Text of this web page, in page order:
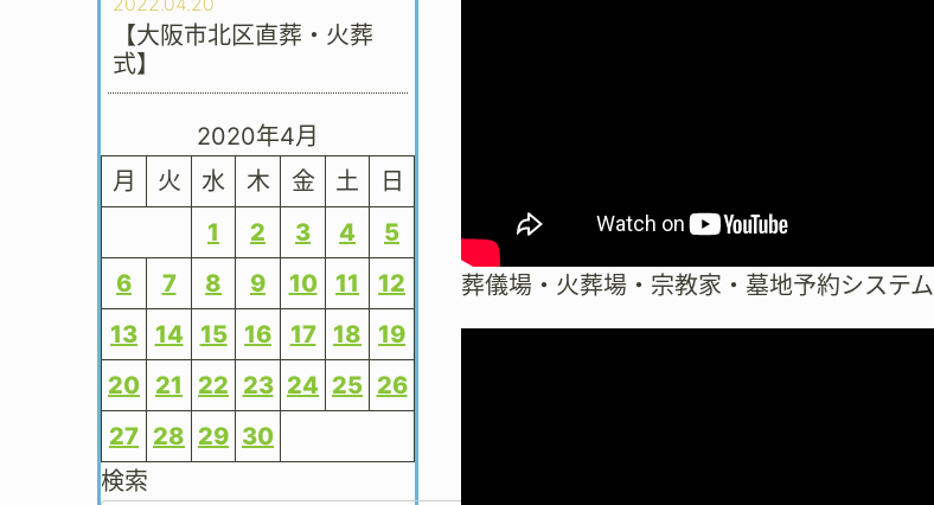
【大阪市北区直葬・火葬
式】
2020年4月
月
火 水 木 金 土
日
1
2 3 4
5
6
7 8 9 10 11
12
13
14 15 16 17 18
19
20 21 22 23 24 25 26
27 28 29 30
検索
葬儀場・火葬場・宗教家・墓地予約システム